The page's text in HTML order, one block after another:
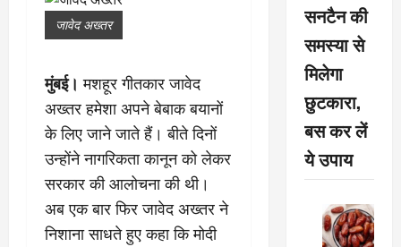
जावेद अख्तर
मुंबई। मशहूर गीतकार जावेद
अख्तर हमेशा अपने बेबाक बयानों
के लिए जाने जाते हैं। बीते दिनों
उन्होंने नागरिकता कानून को लेकर
सरकार की आलोचना की थी।
अब एक बार फिर जावेद अख्तर ने
निशाना साधते हुए कहा कि मोदी
सनटैन की
समस्या से
मिलेगा
छुटकारा,
बस कर लें
ये उपाय